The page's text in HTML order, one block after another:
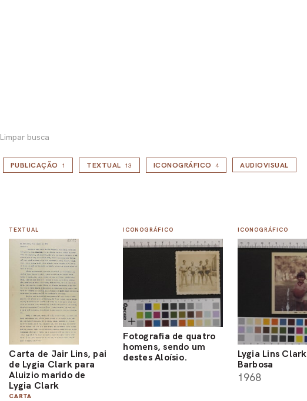
Limpar busca
PUBLICAÇÃO 1 TEXTUAL 13 ICONOGRÁFICO 4 AUDIOVISUAL
TEXTUAL
Carta de Jair Lins, pai
de Lygia Clark para
Aluizio marido de
Lygia Clark
CARTA
ICONOGRÁFICO
Fotografia de quatro
homens, sendo um
destes Aloísio.
ICONOGRÁFICO
Lygia Lins Clark
Barbosa
1968